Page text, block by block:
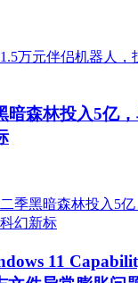
暗森林投入5亿
11